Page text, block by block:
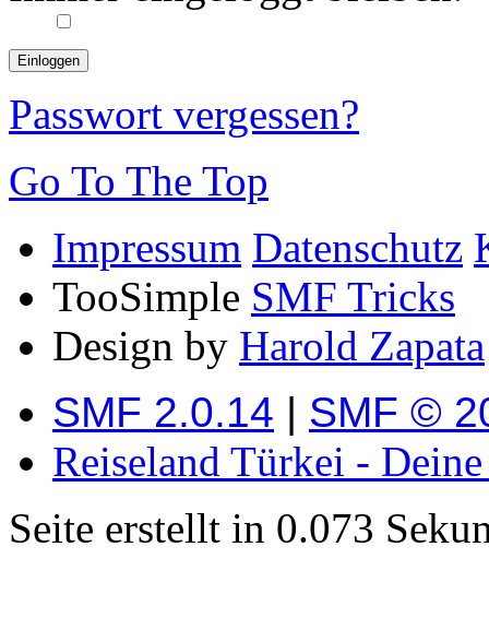
Passwort vergessen?
Go To The Top
Impressum Datenschutz
TooSimple SMF Tricks
Design by Harold Zapata
SMF 2.0.14 | SMF ©
Reiseland Türkei -
Seite erstellt in 0.073